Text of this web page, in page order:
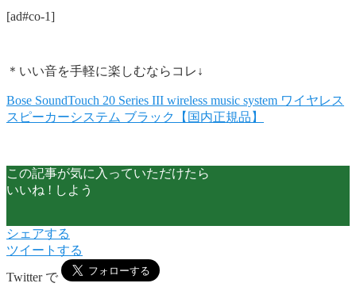
[ad#co-1]
＊いい音を手軽に楽しむならコレ↓
Bose SoundTouch 20 Series III wireless music system ワイヤレス
スピーカーシステム ブラック【国内正規品】
この記事が気に入っていただけたら
いいね ! しよう
シェアする
ツイートする
Twitter で